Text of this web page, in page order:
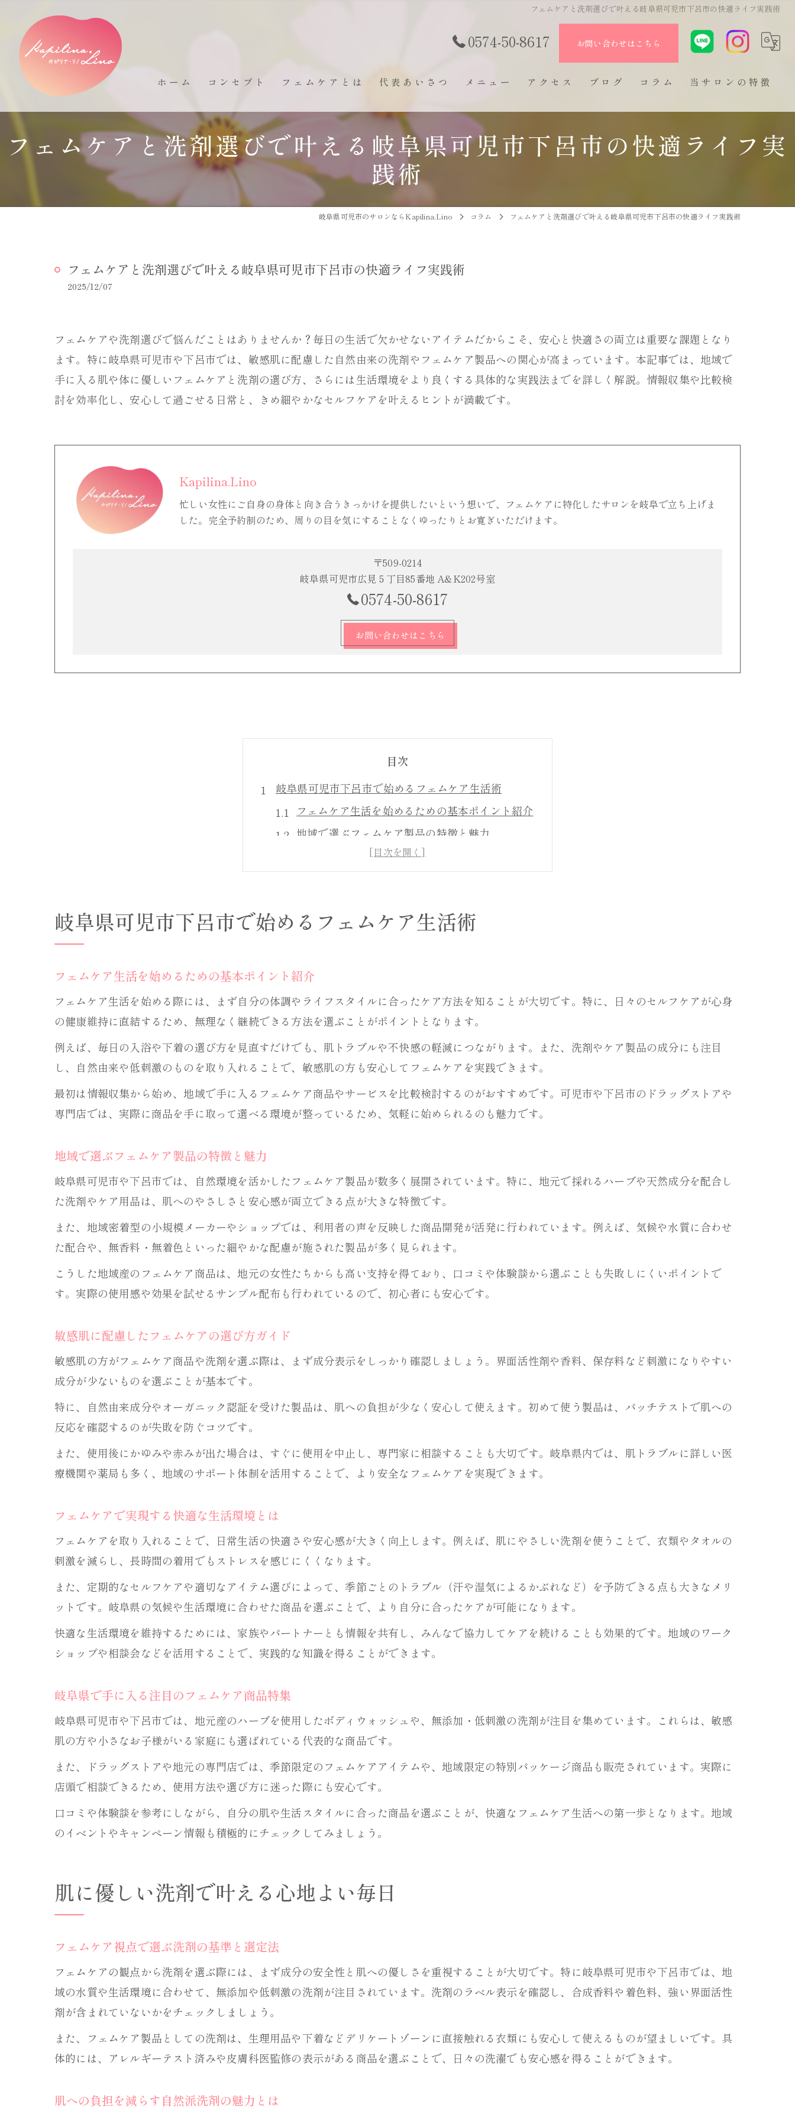
フェムケアと洗剤選びで叶える岐阜県可児市下呂市の快適ライフ実践術
0574-50-8617 お問い合わせはこちら
ホーム コンセプト フェムケアとは 代表あいさつ メニュー アクセス ブログ コラム 当サロンの特徴
尿漏れ
骨盤底筋
フェムケアと洗剤選びで叶える岐阜県可児市下呂市の快適ライフ実
践術
岐阜県可児市のサロンならKapilina.Lino コラム フェムケアと洗剤選びで叶える岐阜県可児市下呂市の快適ライフ実践術
フェムケアと洗剤選びで叶える岐阜県可児市下呂市の快適ライフ実践術
2025/12/07
フェムケアや洗剤選びで悩んだことはありませんか？毎日の生活で欠かせないアイテムだからこそ、安心と快適さの両立は重要な課題となり
ます。特に岐阜県可児市や下呂市では、敏感肌に配慮した自然由来の洗剤やフェムケア製品への関心が高まっています。本記事では、地域で
手に入る肌や体に優しいフェムケアと洗剤の選び方、さらには生活環境をより良くする具体的な実践法までを詳しく解説。情報収集や比較検
討を効率化し、安心して過ごせる日常と、きめ細やかなセルフケアを叶えるヒントが満載です。
Kapilina.Lino
忙しい女性にご自身の身体と向き合うきっかけを提供したいという想いで、フェムケアに特化したサロンを岐阜で立ち上げま
した。完全予約制のため、周りの目を気にすることなくゆったりとお寛ぎいただけます。
〒509-0214
岐阜県可児市広見５丁目85番地 A&K202号室
0574-50-8617
お問い合わせはこちら
目次
岐阜県可児市下呂市で始めるフェムケア生活術
フェムケア生活を始めるための基本ポイント紹介
地域で選ぶフェムケア製品の特徴と魅力
敏感肌に配慮したフェムケアの選び方ガイド
肌に優しい洗剤で叶える心地よい毎日
肌への負担を減らす自然派洗剤の魅力とは
洗剤選びで得られる安心と快適な暮らし方
フェムケアを取り入れた新しい暮らしのヒント
洗剤とフェムケアの組み合わせで健康生活
敏感肌さん必見の洗剤選びポイント特集
フェムケア製品と相性の良い洗剤の特徴
フェムケアを考慮した洗剤選定の新常識
安心を求めるなら自然派フェムケアに注目
自然派製品で実現する安心のフェムケア生活
生活改善へ！フェムケアと洗剤の上手な組み合わせ方
洗剤とフェムケアの相乗効果を高める方法
岐阜県可児市下呂市で始めるフェムケア生活術
フェムケア生活を始めるための基本ポイント紹介
フェムケア生活を始める際には、まず自分の体調やライフスタイルに合ったケア方法を知ることが大切です。特に、日々のセルフケアが心身
の健康維持に直結するため、無理なく継続できる方法を選ぶことがポイントとなります。
例えば、毎日の入浴や下着の選び方を見直すだけでも、肌トラブルや不快感の軽減につながります。また、洗剤やケア製品の成分にも注目
し、自然由来や低刺激のものを取り入れることで、敏感肌の方も安心してフェムケアを実践できます。
最初は情報収集から始め、地域で手に入るフェムケア商品やサービスを比較検討するのがおすすめです。可児市や下呂市のドラッグストアや
専門店では、実際に商品を手に取って選べる環境が整っているため、気軽に始められるのも魅力です。
地域で選ぶフェムケア製品の特徴と魅力
岐阜県可児市や下呂市では、自然環境を活かしたフェムケア製品が数多く展開されています。特に、地元で採れるハーブや天然成分を配合し
た洗剤やケア用品は、肌へのやさしさと安心感が両立できる点が大きな特徴です。
また、地域密着型の小規模メーカーやショップでは、利用者の声を反映した商品開発が活発に行われています。例えば、気候や水質に合わせ
た配合や、無香料・無着色といった細やかな配慮が施された製品が多く見られます。
こうした地域産のフェムケア商品は、地元の女性たちからも高い支持を得ており、口コミや体験談から選ぶことも失敗しにくいポイントで
す。実際の使用感や効果を試せるサンプル配布も行われているので、初心者にも安心です。
敏感肌に配慮したフェムケアの選び方ガイド
敏感肌の方がフェムケア商品や洗剤を選ぶ際は、まず成分表示をしっかり確認しましょう。界面活性剤や香料、保存料など刺激になりやすい
成分が少ないものを選ぶことが基本です。
特に、自然由来成分やオーガニック認証を受けた製品は、肌への負担が少なく安心して使えます。初めて使う製品は、パッチテストで肌への
反応を確認するのが失敗を防ぐコツです。
また、使用後にかゆみや赤みが出た場合は、すぐに使用を中止し、専門家に相談することも大切です。岐阜県内では、肌トラブルに詳しい医
療機関や薬局も多く、地域のサポート体制を活用することで、より安全なフェムケアを実現できます。
フェムケアで実現する快適な生活環境とは
フェムケアを取り入れることで、日常生活の快適さや安心感が大きく向上します。例えば、肌にやさしい洗剤を使うことで、衣類やタオルの
刺激を減らし、長時間の着用でもストレスを感じにくくなります。
また、定期的なセルフケアや適切なアイテム選びによって、季節ごとのトラブル（汗や湿気によるかぶれなど）を予防できる点も大きなメリ
ットです。岐阜県の気候や生活環境に合わせた商品を選ぶことで、より自分に合ったケアが可能になります。
快適な生活環境を維持するためには、家族やパートナーとも情報を共有し、みんなで協力してケアを続けることも効果的です。地域のワーク
ショップや相談会などを活用することで、実践的な知識を得ることができます。
岐阜県で手に入る注目のフェムケア商品特集
岐阜県可児市や下呂市では、地元産のハーブを使用したボディウォッシュや、無添加・低刺激の洗剤が注目を集めています。これらは、敏感
肌の方や小さなお子様がいる家庭にも選ばれている代表的な商品です。
また、ドラッグストアや地元の専門店では、季節限定のフェムケアアイテムや、地域限定の特別パッケージ商品も販売されています。実際に
店頭で相談できるため、使用方法や選び方に迷った際にも安心です。
口コミや体験談を参考にしながら、自分の肌や生活スタイルに合った商品を選ぶことが、快適なフェムケア生活への第一歩となります。地域
のイベントやキャンペーン情報も積極的にチェックしてみましょう。
肌に優しい洗剤で叶える心地よい毎日
フェムケア視点で選ぶ洗剤の基準と選定法
フェムケアの観点から洗剤を選ぶ際には、まず成分の安全性と肌への優しさを重視することが大切です。特に岐阜県可児市や下呂市では、地
域の水質や生活環境に合わせて、無添加や低刺激の洗剤が注目されています。洗剤のラベル表示を確認し、合成香料や着色料、強い界面活性
剤が含まれていないかをチェックしましょう。
また、フェムケア製品としての洗剤は、生理用品や下着などデリケートゾーンに直接触れる衣類にも安心して使えるものが望ましいです。具
体的には、アレルギーテスト済みや皮膚科医監修の表示がある商品を選ぶことで、日々の洗濯でも安心感を得ることができます。
肌への負担を減らす自然派洗剤の魅力とは